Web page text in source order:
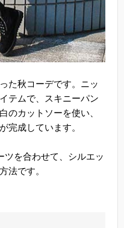
た秋コーデです。ニッ
テムで、スキニーパン
のカットソーを使い、
完成しています。
ツを合わせて、シルエッ
法です。